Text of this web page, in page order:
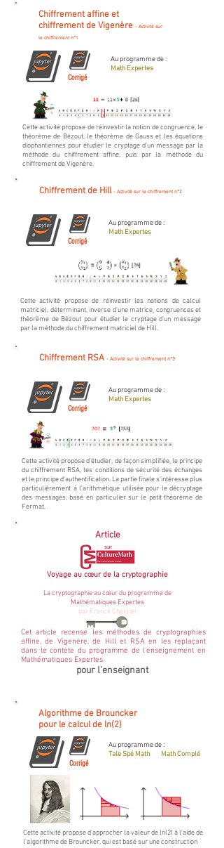
Chiffrement affine et
chiffrement de Vigenère - Activité sur
le chiffrement n°1
Corrigé
Au programme de :
Math Expertes
Cette activité propose de réinvestir la notion de congruence, le
théorème de Bézout, le théorème de Gauss et les équations
diophantiennes pour étudier le cryptage d'un message par la
méthode du chiffrement affine, puis par la méthode du
chiffrement de Vigenère.
Chiffrement de Hill - Activité sur le chiffrement n°2
Corrigé
Au programme de :
Math Expertes
Cette activité propose de réinvestir les notions de calcul
matriciel, déterminant, inverse d'une matrice, congruences et
théorème de Bézout pour étudier le cryptage d'un message
par la méthode du chiffrement matriciel de Hill.
Chiffrement RSA - Activité sur le chiffrement n°3
Corrigé
Au programme de :
Math Expertes
Cette activité propose d'étudier, de façon simplifiée, le principe
du chiffrement RSA, les conditions de sécurité des échanges
et le principe d'authentification. La partie finale s'intéresse plus
particulièrement à l'arithmétique utilisée pour le décryptage
des messages, basé en particulier sur le petit théorème de
Fermat.
Article
sur
Voyage au cœur de la cryptographie
La cryptographie au cœur du programme de
Mathématiques Expertes
par Franck Chevrier
Cet article recense les méthodes de cryptographies
affine, de Vigenère, de Hill et RSA en les replaçant
dans le contete du programme de l'enseignement en
Mathématiques Expertes.
pour l'enseignant
Algorithme de Brouncker
pour le calcul de ln(2)
Corrigé
Au programme de :
Tale Spé Math Math Complé
Cette activité propose d'approcher la valeur de ln(2) à l'aide de
l'algorithme de Brouncker, qui est basé sur une construction